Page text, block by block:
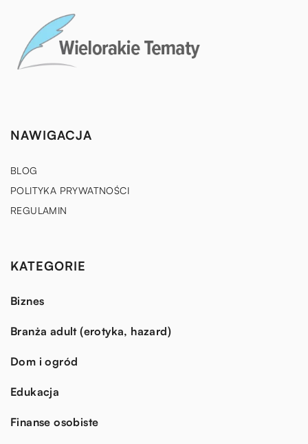
NAWIGACJA
BLOG
POLITYKA PRYWATNOŚCI
REGULAMIN
KATEGORIE
Biznes
Branża adult (erotyka, hazard)
Dom i ogród
Edukacja
Finanse osobiste